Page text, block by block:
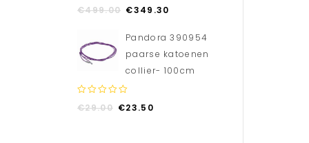
out
€499.00 €349.30
Pandora 390954
paarse katoenen
collier- 100cm
out
€29.00 €23.50